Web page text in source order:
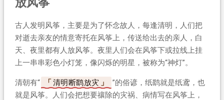
古人发明风筝，主要是为了怀念故人，每逢清明，人们把
对逝去亲友的情意寄托在风筝上，传送给出去的亲人，白
天、夜里都有人放风筝。夜里人们会在风筝下或拉线上挂
上一串串彩色小灯笼，像闪烁的明星，被称为“神灯”。
清朝有“ 清明断鹞放灾
”的俗谚，纸鹞就是纸鸢，也
就是风筝。人们会把想要禳除的灾祸、病情写在风筝上，